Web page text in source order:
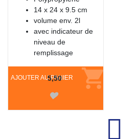
14 x 24 x 9.5 cm
volume env. 2l
avec indicateur de
niveau de
remplissage
AJOUTER AU PANIER
5,50